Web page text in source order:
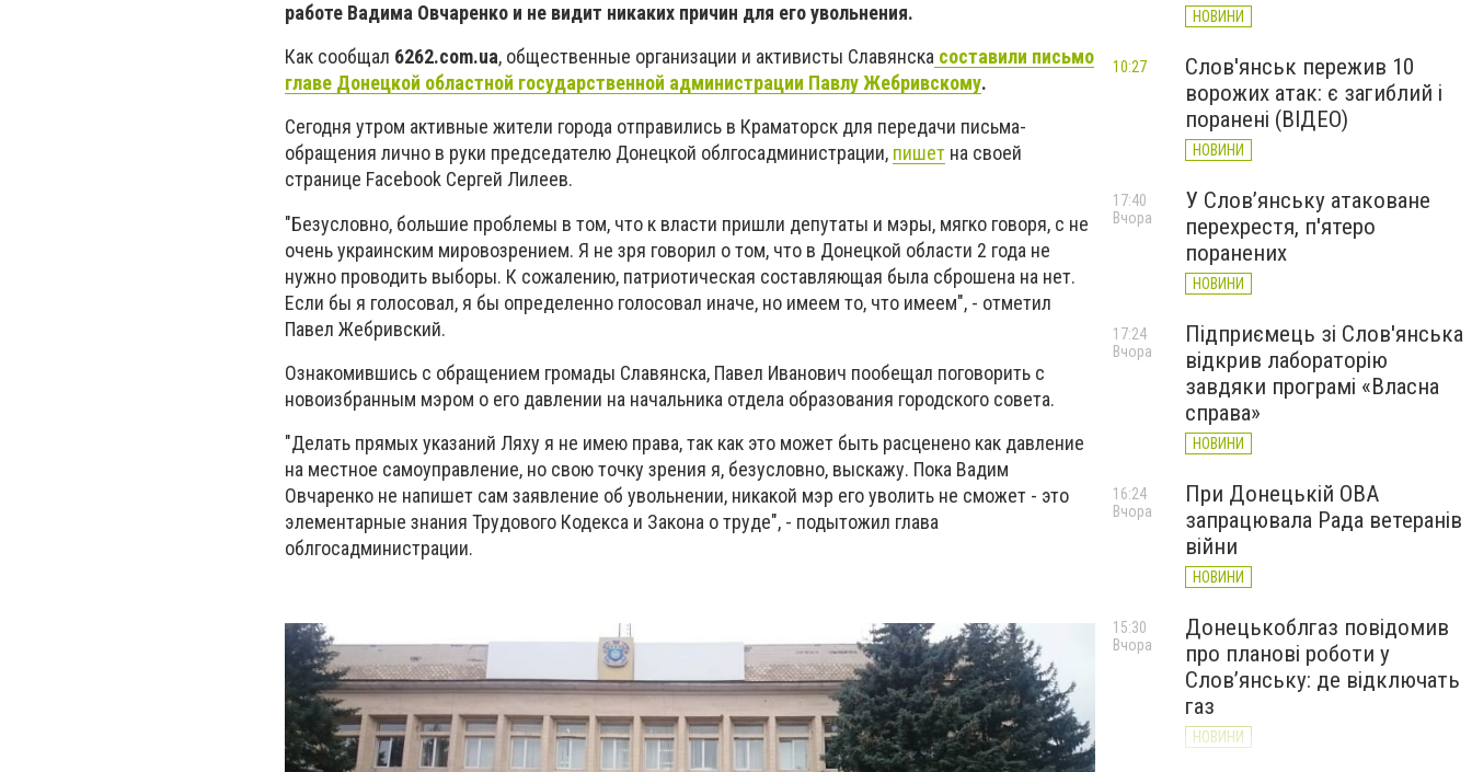
работе Вадима Овчаренко и не видит никаких причин для его увольнения.
Как сообщал 6262.com.ua, общественные организации и активисты Славянска составили письмо
главе Донецкой областной государственной администрации Павлу Жебривскому.
Сегодня утром активные жители города отправились в Краматорск для передачи письма-
обращения лично в руки председателю Донецкой облгосадминистрации, пишет на своей
странице Facebook Сергей Лилеев.
"Безусловно, большие проблемы в том, что к власти пришли депутаты и мэры, мягко говоря, с не
очень украинским мировозрением. Я не зря говорил о том, что в Донецкой области 2 года не
нужно проводить выборы. К сожалению, патриотическая составляющая была сброшена на нет.
Если бы я голосовал, я бы определенно голосовал иначе, но имеем то, что имеем", - отметил
Павел Жебривский.
Ознакомившись с обращением громады Славянска, Павел Иванович пообещал поговорить с
новоизбранным мэром о его давлении на начальника отдела образования городского совета.
"Делать прямых указаний Ляху я не имею права, так как это может быть расценено как давление
на местное самоуправление, но свою точку зрения я, безусловно, выскажу. Пока Вадим
Овчаренко не напишет сам заявление об увольнении, никакой мэр его уволить не сможет - это
элементарные знания Трудового Кодекса и Закона о труде", - подытожил глава
облгосадминистрации.
НОВИНИ
Слов'янськ пережив 10
ворожих атак: є загиблий і
поранені (ВІДЕО)
НОВИНИ
10:27
У Слов’янську атаковане
перехрестя, п'ятеро
поранених
НОВИНИ
17:40
Вчора
Підприємець зі Слов'янська
відкрив лабораторію
завдяки програмі «Власна
справа»
НОВИНИ
17:24
Вчора
При Донецькій ОВА
запрацювала Рада ветеранів
війни
НОВИНИ
16:24
Вчора
Донецькоблгаз повідомив
про планові роботи у
Слов’янську: де відключать
газ
НОВИНИ
15:30
Вчора